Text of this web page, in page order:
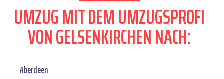
UMZUG MIT DEM UMZUGSPROFI
VON GELSENKIRCHEN NACH:
Aberdeen